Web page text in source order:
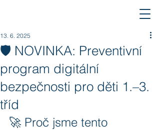
🛡️ NOVINKA: Preventivní
program digitální
bezpečnosti pro děti 1.–3.
tříd
13. 6. 2025
🚀 Proč jsme tento